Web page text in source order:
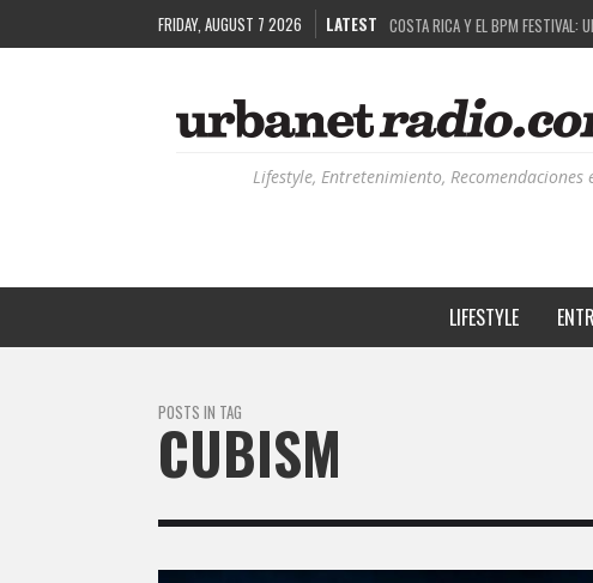
FRIDAY, AUGUST 7 2026 LATEST COSTA RICA Y EL BPM FESTIVAL:
RUTAS NATURBANAS: EL
RECORDANDO LA EXPERIENCIA
Lifestyle, Entretenimiento, Recomendaciones
LIFESTYLE
POSTS IN TAG
CUBISM